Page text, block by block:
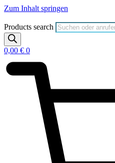
Zum Inhalt springen
Products search
0,00 € 0